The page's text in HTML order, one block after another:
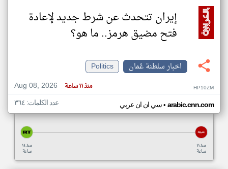
إيران تتحدث عن شرط جديد لإعادة
فتح مضيق هرمز.. ما هو؟
اخبار سلطنة عُمان
Politics
Aug 08, 2026
منذ ١١ ساعة HP10ZM
سي ان ان عربي• arabic.cnn.com عدد الكلمات: ٣٦٤
منذ ١٤
ساعة
منذ ١١
ساعة